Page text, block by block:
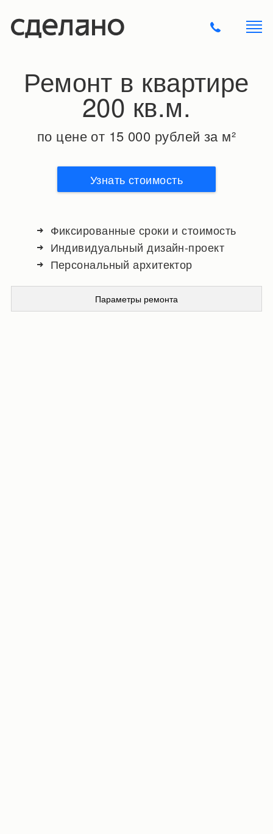
Ремонт в квартире
200 кв.м.
по цене от 15 000 рублей за м²
Узнать стоимость
Фиксированные сроки и стоимость
Индивидуальный дизайн-проект
Персональный архитектор
Параметры ремонта